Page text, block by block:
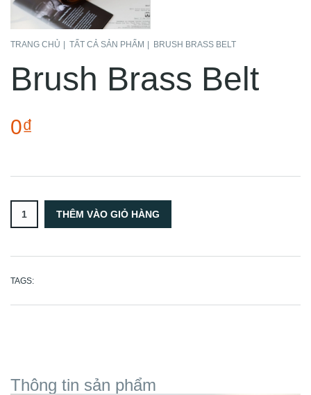
TRANG CHỦ TẤT CẢ SẢN PHẨM BRUSH BRASS BELT
Brush Brass Belt
0₫
TAGS:
Thông tin sản phẩm